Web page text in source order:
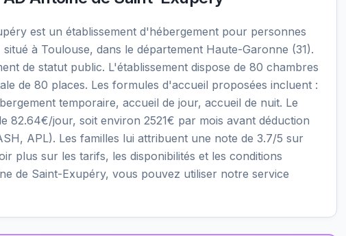
est un établissement d'hébergement pour personnes
à Toulouse, dans le département Haute-Garonne (31).
de statut public. L'établissement dispose de 80 chambres
de 80 places. Les formules d'accueil proposées incluent :
temporaire, accueil de jour, accueil de nuit. Le
82.64€/jour, soit environ 2521€ par mois avant déduction
APL). Les familles lui attribuent une note de 3.7/5 sur
plus sur les tarifs, les disponibilités et les conditions
de Saint-Exupéry, vous pouvez utiliser notre service